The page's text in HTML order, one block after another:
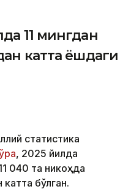
11 мингдан
катта ёшдаги
статистика
, 2025 йилда
040 та никоҳда
бўлган.